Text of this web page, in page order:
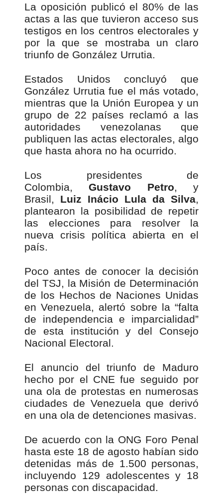
La oposición publicó el 80% de las
actas a las que tuvieron acceso sus
testigos en los centros electorales y
por la que se mostraba un claro
triunfo de González Urrutia.
Estados Unidos concluyó que
González Urrutia fue el más votado,
mientras que la Unión Europea y un
grupo de 22 países reclamó a las
autoridades venezolanas que
publiquen las actas electorales, algo
que hasta ahora no ha ocurrido.
Los presidentes de
Colombia,Gustavo Petro, y
Brasil, Luiz Inácio Lula da Silva,
plantearon la posibilidad de repetir
las elecciones para resolver la
nueva crisis política abierta en el
país.
Poco antes de conocer la decisión
del TSJ, la Misión de Determinación
de los Hechos de Naciones Unidas
en Venezuela, alertó sobre la “falta
de independencia e imparcialidad”
de esta institución y del Consejo
Nacional Electoral.
El anuncio del triunfo de Maduro
hecho por el CNE fue seguido por
una ola de protestas en numerosas
ciudades de Venezuela que derivó
en una ola de detenciones masivas.
De acuerdo con la ONG Foro Penal
hasta este 18 de agosto habían sido
detenidas más de 1.500 personas,
incluyendo 129 adolescentes y 18
personas con discapacidad.